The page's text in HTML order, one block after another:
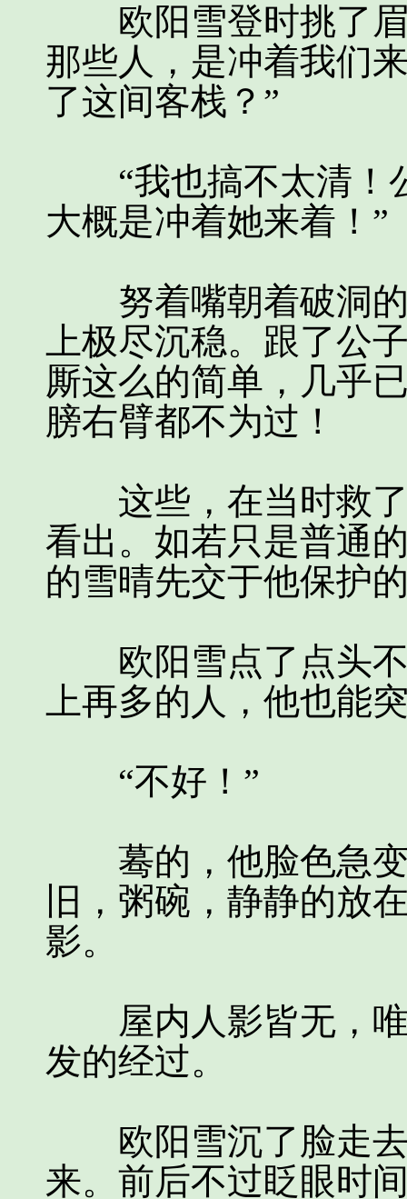
欧阳雪登时挑了眉
那些人，是冲着我们
了这间客栈？”
“我也搞不太清！
大概是冲着她来着！”
努着嘴朝着破洞的
上极尽沉稳。跟了公
厮这么的简单，几乎
膀右臂都不为过！
这些，在当时救了
看出。如若只是普通
的雪晴先交于他保护
欧阳雪点了点头不
上再多的人，他也能
“不好！”
蓦的，他脸色急变
旧，粥碗，静静的放
影。
屋内人影皆无，唯
发的经过。
欧阳雪沉了脸走去
来。前后不过眨眼时